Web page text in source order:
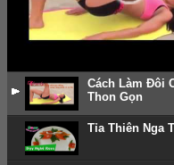
Cách Làm Đôi
Thon Gọn
Tỉa Thiên Nga